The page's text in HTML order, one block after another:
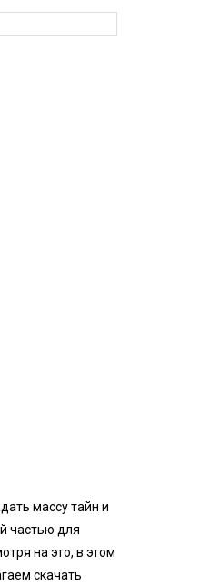
массу тайн и
частью для
на это, в этом
скачать